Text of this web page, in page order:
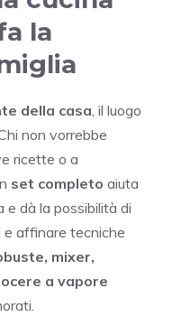
la
della casa , il luogo
non vorrebbe
ricette o a
set completo aiuta
e dà la possibilità di
e affinare tecniche
mixer,
a vapore